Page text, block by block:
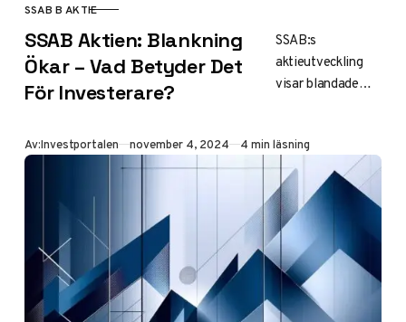
KATEGORI
SSAB B AKTIE
SSAB Aktien: Blankning
Ökar – Vad Betyder Det
För Investerare?
SSAB:s
aktieutveckling
visar blandade
en intressant
utveckling under
den senaste
månaden, där B-
aktien har fallit…
Av:Investportalen Publicerad
november 4, 2024 4 min läsning